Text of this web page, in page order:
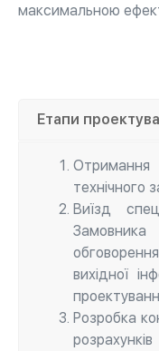
максимальною
Етапи
Отримання
технічного
Виїзд
вихідної
Розробка